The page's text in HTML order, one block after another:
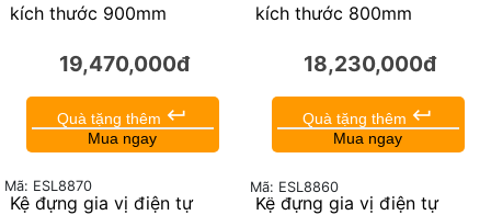
kích thước 900mm
19,470,000đ
Quà tặng thêm keyboard_return
Mua ngay
kích thước 800mm
18,230,000đ
Quà tặng thêm keyboard_return
Mua ngay
Kệ đựng gia vị điện tự
Mã: ESL8870
Kệ đựng gia vị điện tự
Mã: ESL8860